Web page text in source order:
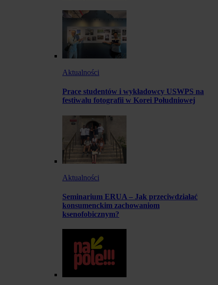
Aktualności
Prace studentów i wykładowcy USWPS na
festiwalu fotografii w Korei Południowej
Aktualności
Seminarium ERUA – Jak przeciwdziałać
konsumenckim zachowaniom
ksenofobicznym?